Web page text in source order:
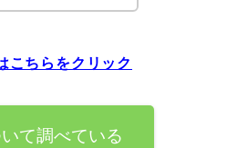
こちらをクリック
て調べている